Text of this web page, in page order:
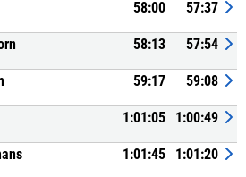
58:00 57:37
58:13 57:54
59:17 59:08
1:01:05 1:00:49
1:01:45 1:01:20